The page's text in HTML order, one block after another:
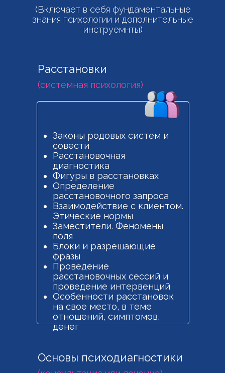
(Включает в себя фундаментальные
знания психологии и дополнительные
инструемнты)
Основы психодиагностики
Расстановки
Законы родовых систем и
совести
Расстановочная
диагностика
Фигуры в расстановках
Определение
расстановочного запроса
Взаимодействие с клиентом.
Этические нормы
Заместители. Феномены
поля
Блоки и разрешающие
фразы
Проведение
расстановочных сессий и
проведение интервенций
Особенности расстановок
на свое место, в теме
отношений, симптомов,
денег
(системная психология)